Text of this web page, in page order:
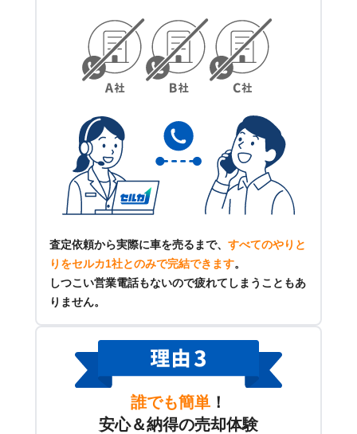
査定依頼から実際に車を売るまで、 すべてのやりと
りをセルカ1社とのみで完結できます。
しつこい営業電話もないので疲れてしまうこともあ
りません。
誰でも簡単 ！
安心＆納得の売却体験